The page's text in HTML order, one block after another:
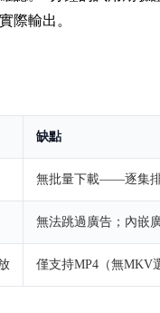
際輸出。
缺點
無批量下載——逐集
無法跳過廣告；內嵌
僅支持MP4（無MKV